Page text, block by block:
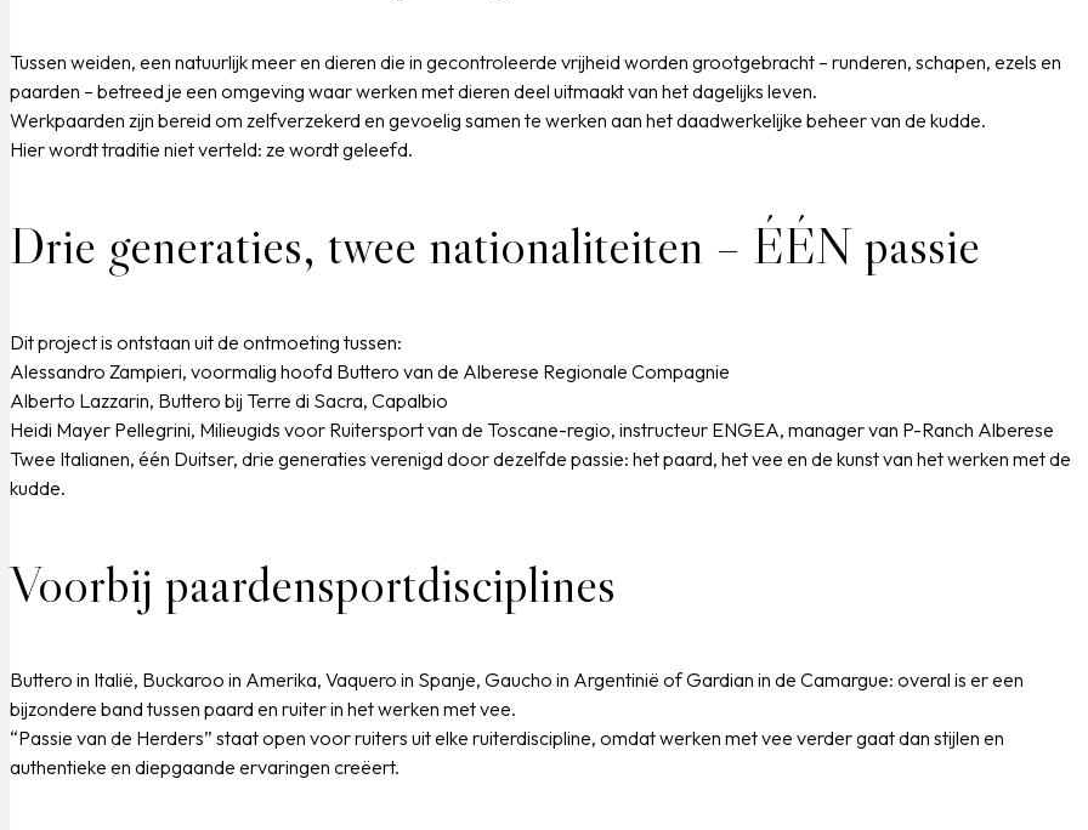
Tussen weiden, een natuurlijk meer en dieren die in gecontroleerde vrijheid worden grootgebracht – runderen, schapen, ezels en
paarden – betreed je een omgeving waar werken met dieren deel uitmaakt van het dagelijks leven.
Werkpaarden zijn bereid om zelfverzekerd en gevoelig samen te werken aan het daadwerkelijke beheer van de kudde.
Hier wordt traditie niet verteld: ze wordt geleefd.
Drie generaties, twee nationaliteiten – ÉÉN passie
Dit project is ontstaan uit de ontmoeting tussen:
Alessandro Zampieri, voormalig hoofd Buttero van de Alberese Regionale Compagnie
Alberto Lazzarin, Buttero bij Terre di Sacra, Capalbio
Heidi Mayer Pellegrini, Milieugids voor Ruitersport van de Toscane-regio, instructeur ENGEA, manager van P-Ranch Alberese
Twee Italianen, één Duitser, drie generaties verenigd door dezelfde passie: het paard, het vee en de kunst van het werken met de
kudde.
Voorbij paardensportdisciplines
Buttero in Italië, Buckaroo in Amerika, Vaquero in Spanje, Gaucho in Argentinië of Gardian in de Camargue: overal is er een
bijzondere band tussen paard en ruiter in het werken met vee.
“Passie van de Herders” staat open voor ruiters uit elke ruiterdiscipline, omdat werken met vee verder gaat dan stijlen en
authentieke en diepgaande ervaringen creëert.